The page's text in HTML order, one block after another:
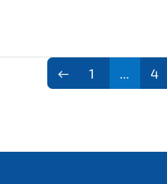
1 4